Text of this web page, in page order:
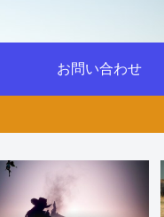
お問い合わせ